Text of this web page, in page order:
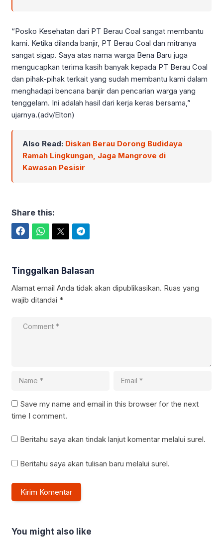
“Posko Kesehatan dari PT Berau Coal sangat membantu
kami. Ketika dilanda banjir, PT Berau Coal dan mitranya
sangat sigap. Saya atas nama warga Bena Baru juga
mengucapkan terima kasih banyak kepada PT Berau Coal
dan pihak-pihak terkait yang sudah membantu kami dalam
menghadapi bencana banjir dan pencarian warga yang
tenggelam. Ini adalah hasil dari kerja keras bersama,”
ujarnya.(adv/Elton)
Also Read: Diskan Berau Dorong Budidaya
Ramah Lingkungan, Jaga Mangrove di
Kawasan Pesisir
Share this:
Tinggalkan Balasan
Alamat email Anda tidak akan dipublikasikan. Ruas yang
wajib ditandai *
Save my name and email in this browser for the next
time I comment.
Beritahu saya akan tindak lanjut komentar melalui surel.
Beritahu saya akan tulisan baru melalui surel.
You might also like